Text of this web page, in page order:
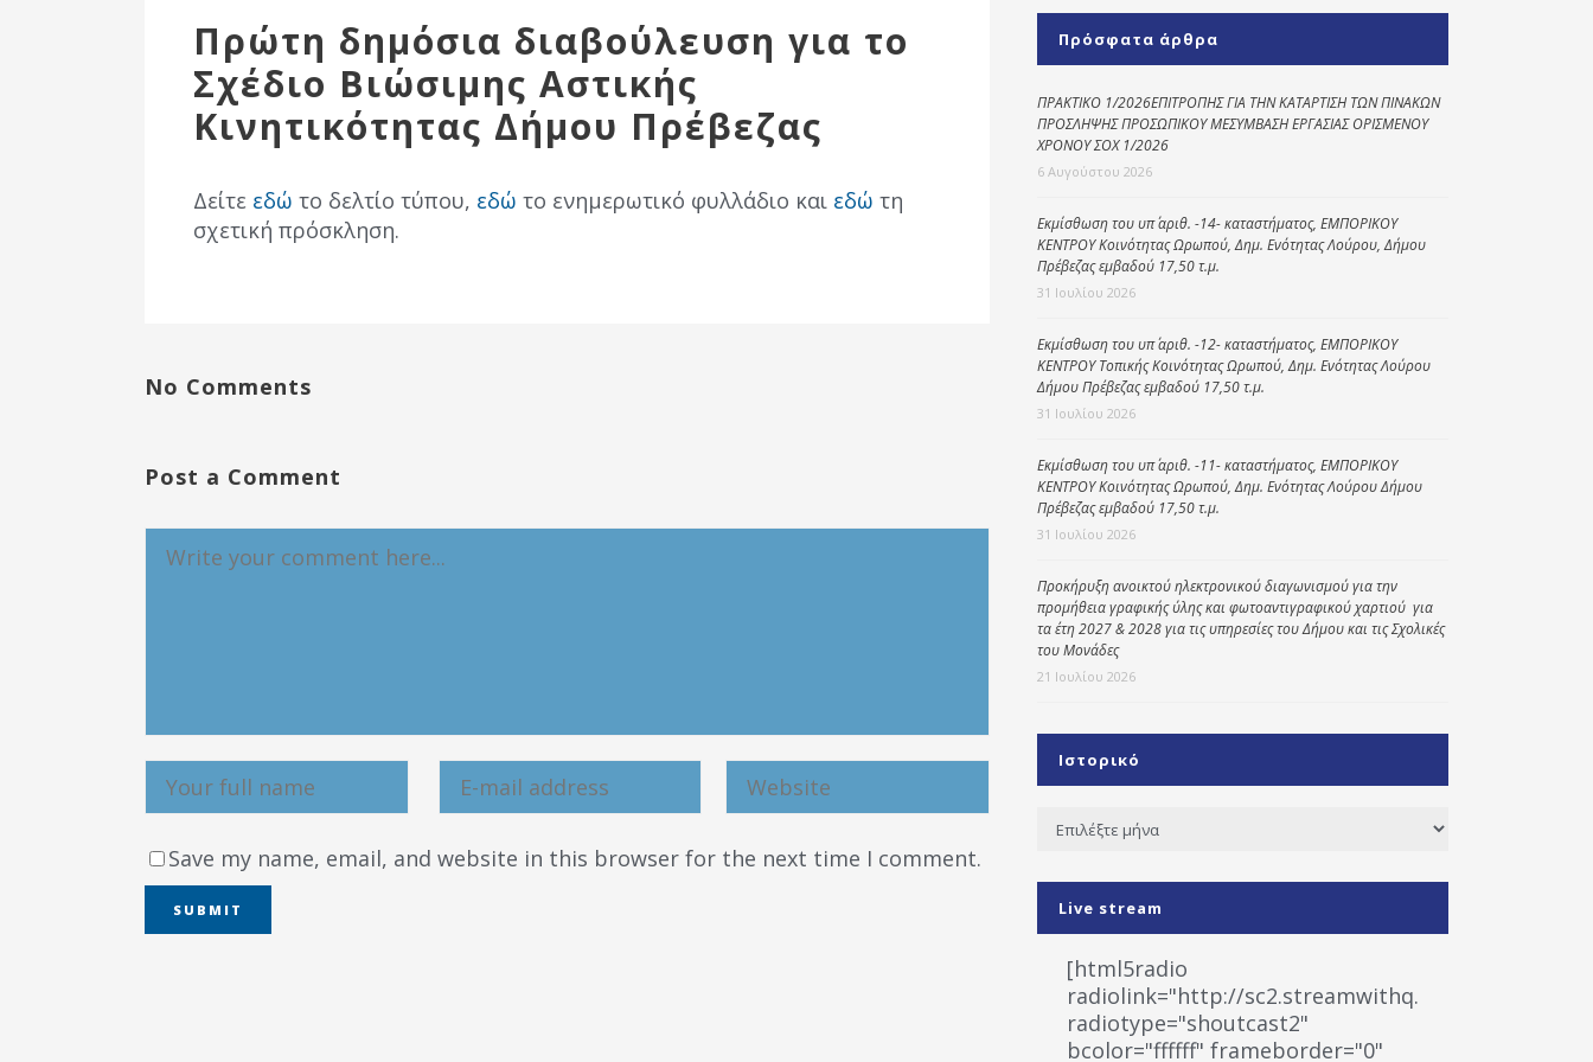
Δημοτικές
Ενότητες
Κοινωνικό
παντοπωλείο
Kοινωνικό
φαρμακείο
Πρόγραμμα
Κέντρο Ημερήσιας
Φροντίδας
Ηλικιωμένων
(Κ.Η.Φ.Η.) Πρέβεζας
Δημοτική
Πρώτη δημόσια διαβούλευση για το
Σχέδιο Βιώσιμης Αστικής
Κινητικότητας Δήμου Πρέβεζας
Δείτε εδώ το δελτίο τύπου, εδώ το ενημερωτικό φυλλάδιο και εδώ τη
σχετική πρόσκληση.
No Comments
Post a Comment
Save my name, email, and website in this browser for the next time I comment.
Πρόσφατα άρθρα
ΠΡΑΚΤΙΚΟ 1/2026ΕΠΙΤΡΟΠΗΣ ΓΙΑ ΤΗΝ ΚΑΤΑΡΤΙΣΗ ΤΩΝ ΠΙΝΑΚΩΝ
ΠΡΟΣΛΗΨΗΣ ΠΡΟΣΩΠΙΚΟΥ ΜΕΣΥΜΒΑΣΗ ΕΡΓΑΣΙΑΣ ΟΡΙΣΜΕΝΟΥ
ΧΡΟΝΟΥ ΣΟΧ 1/2026
6 Αυγούστου 2026
Εκμίσθωση του υπ΄ αριθ. -14- καταστήματος, ΕΜΠΟΡΙΚΟΥ
ΚΕΝΤΡΟΥ Κοινότητας Ωρωπού, Δημ. Ενότητας Λούρου, Δήμου
Πρέβεζας εμβαδού 17,50 τ.μ.
31 Ιουλίου 2026
Εκμίσθωση του υπ΄ αριθ. -12- καταστήματος, ΕΜΠΟΡΙΚΟΥ
ΚΕΝΤΡΟΥ Τοπικής Κοινότητας Ωρωπού, Δημ. Ενότητας Λούρου
Δήμου Πρέβεζας εμβαδού 17,50 τ.μ.
31 Ιουλίου 2026
Εκμίσθωση του υπ΄ αριθ. -11- καταστήματος, ΕΜΠΟΡΙΚΟΥ
ΚΕΝΤΡΟΥ Κοινότητας Ωρωπού, Δημ. Ενότητας Λούρου Δήμου
Πρέβεζας εμβαδού 17,50 τ.μ.
31 Ιουλίου 2026
Προκήρυξη ανοικτού ηλεκτρονικού διαγωνισμού για την
προμήθεια γραφικής ύλης και φωτοαντιγραφικού χαρτιού για
τα έτη 2027 & 2028 για τις υπηρεσίες του Δήμου και τις Σχολικές
του Μονάδες
21 Ιουλίου 2026
Ιστορικό
Ιστορικό
Live stream
[html5radio
radiolink="http://sc2.streamwithq.com:8028/
radiotype="shoutcast2"
bcolor="ffffff" frameborder="0"